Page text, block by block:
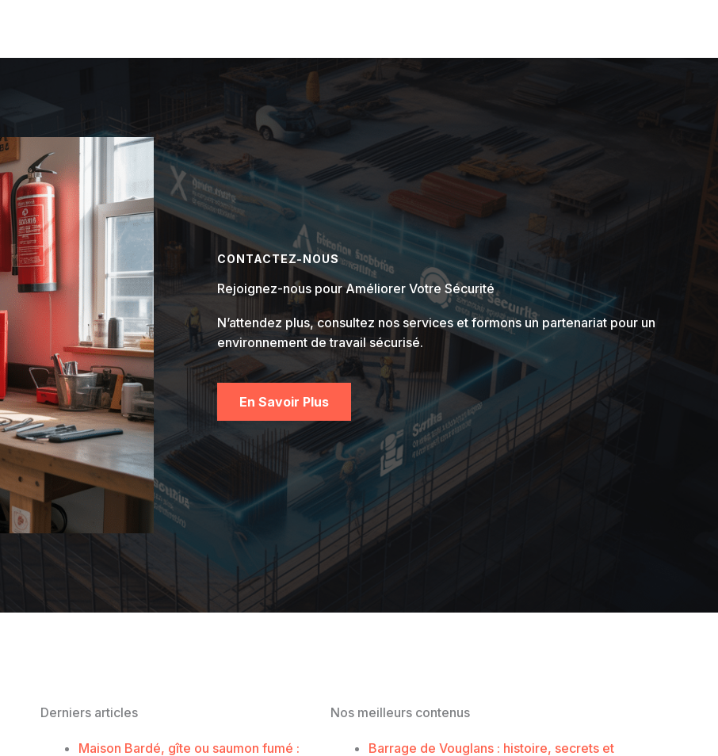
CONTACTEZ-NOUS
Rejoignez-nous pour Améliorer Votre Sécurité
N’attendez plus, consultez nos services et formons un partenariat pour un
environnement de travail sécurisé.
En Savoir Plus
Derniers articles
Maison Bardé, gîte ou saumon fumé :
Nos meilleurs contenus
Barrage de Vouglans : histoire, secrets et